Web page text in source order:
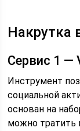
Накрутка
Сервис 1 —
Инструмент
социальной
основан на
можно тратить